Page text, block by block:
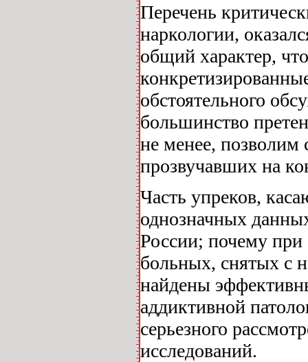
Перечень
наркологии,
общий характер,
обстоятельного
большинство
не менее, позволим
прозвучавших на
Часть упреков,
однозначных
России; почему при
больных, снятых с
найдены
аддиктивной
серьезного
исследований.